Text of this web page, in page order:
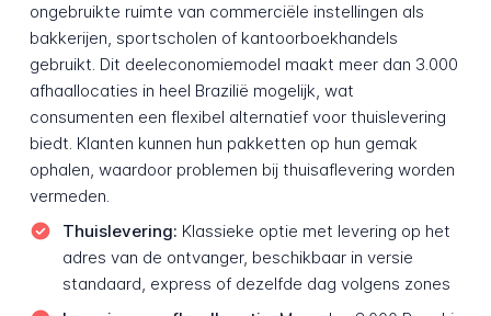
ongebruikte ruimte van commerciële instellingen als
bakkerijen, sportscholen of kantoorboekhandels
gebruikt. Dit deeleconomiemodel maakt meer dan 3.000
afhaallocaties in heel Brazilië mogelijk, wat
consumenten een flexibel alternatief voor thuislevering
biedt. Klanten kunnen hun pakketten op hun gemak
ophalen, waardoor problemen bij thuisaflevering worden
vermeden.
Thuislevering: Klassieke optie met levering op het
adres van de ontvanger, beschikbaar in versie
standaard, express of dezelfde dag volgens zones